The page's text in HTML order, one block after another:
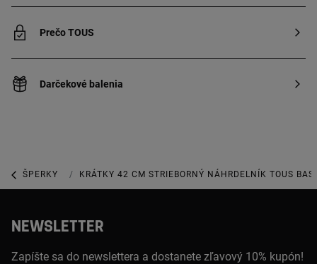
Prečo TOUS
Darčekové balenia
ŠPERKY POZLÁTENÉ ŠPERKY
KRÁTKY 42 CM STRIEBORNÝ NÁHRDELNÍK TOUS
NEWSLETTER
Zapíšte sa do newslettera a dostanete zľavový 10% kupón!